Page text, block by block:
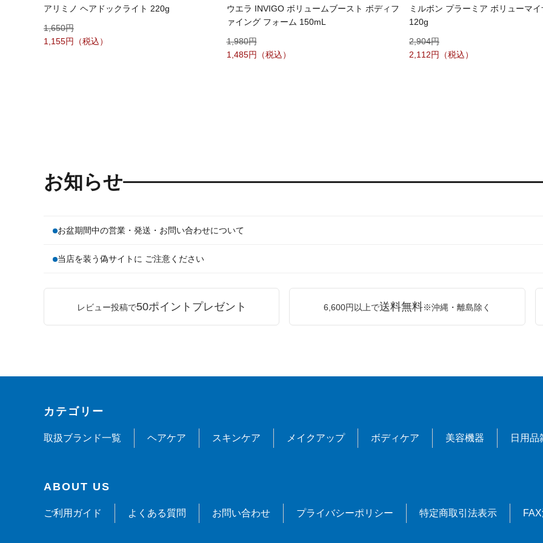
アリミノ ヘアドックライト 220g
1,650
1,155
ウエラ INVIGO ボリュームブースト ボディフ
ァイング フォーム 150mL
1,980
1,485
ミルボン プラーミア ボリューマ
120g
2,904
2,112
お知らせ
お盆期間中の営業・発送・お問い合わせについて
当店を装う偽サイトに ご注意ください
レビュー投稿で50ポイントプレゼント 6,600円以上で送料無料※沖縄・離島除く
カテゴリー
取扱ブランド一覧 ヘアケア スキンケア メイクアップ ボディケア 美容機器 日用品
ABOUT US
ご利用ガイド よくある質問 お問い合わせ プライバシーポリシー 特定商取引法表示